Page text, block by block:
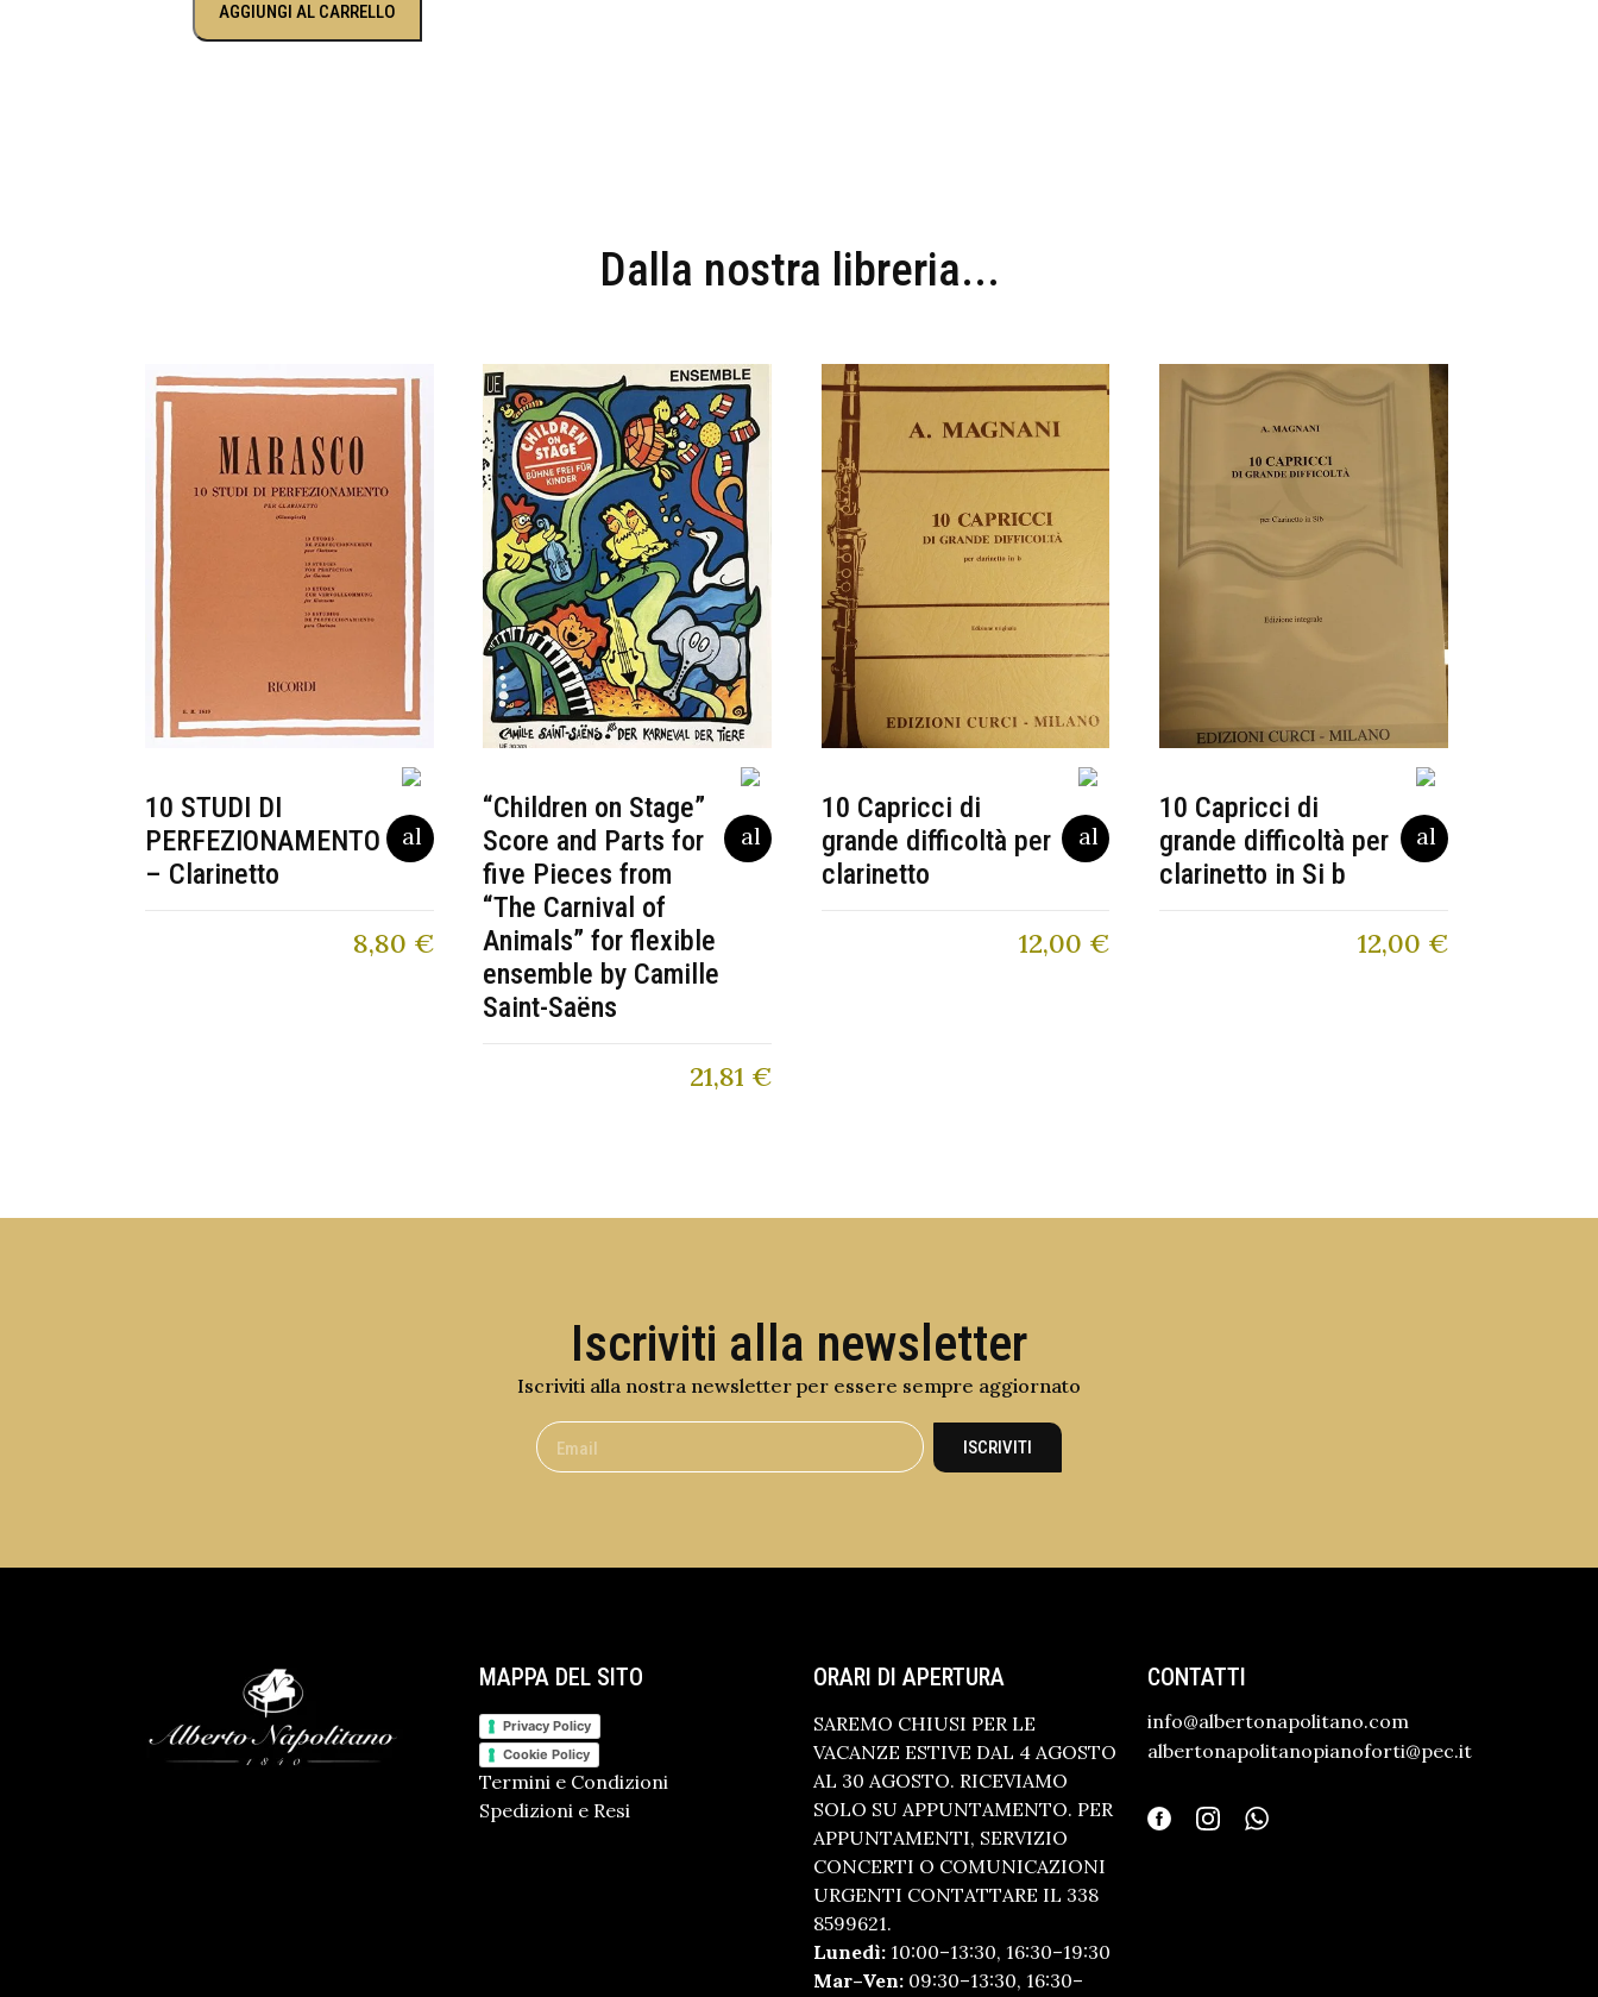
AGGIUNGI AL CARRELLO
Dalla nostra libreria...
10 STUDI DI
PERFEZIONAMENTO
– Clarinetto
8,80 €
“Children on Stage”
Score and Parts for
five Pieces from
“The Carnival of
Animals” for flexible
ensemble by Camille
Saint-Saëns
21,81 €
10 Capricci di
grande difficoltà per
clarinetto
12,00 €
10 Capricci di
grande difficoltà per
clarinetto in Si b
12,00 €
Iscriviti alla newsletter
Iscriviti alla nostra newsletter per essere sempre aggiornato
ISCRIVITI
MAPPA DEL SITO
Privacy Policy
Cookie Policy
Termini e Condizioni
Spedizioni e Resi
ORARI DI APERTURA
SAREMO CHIUSI PER LE
VACANZE ESTIVE DAL 4 AGOSTO
AL 30 AGOSTO. RICEVIAMO
SOLO SU APPUNTAMENTO. PER
APPUNTAMENTI, SERVIZIO
CONCERTI O COMUNICAZIONI
URGENTI CONTATTARE IL 338
8599621.
Lunedì: 10:00–13:30, 16:30–19:30
Mar–Ven: 09:30–13:30, 16:30–
CONTATTI
info@albertonapolitano.com
albertonapolitanopianoforti@pec.it